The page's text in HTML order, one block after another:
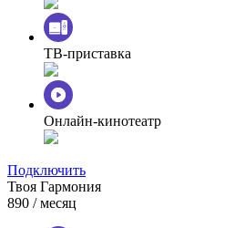
ТВ-приставка
Онлайн-кинотеатр
Подключить
Твоя Гармония
890 / месяц